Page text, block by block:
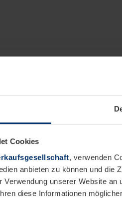
Cookies
, verwenden
anbieten zu können und die
Verwendung unserer Website
diese Informationen